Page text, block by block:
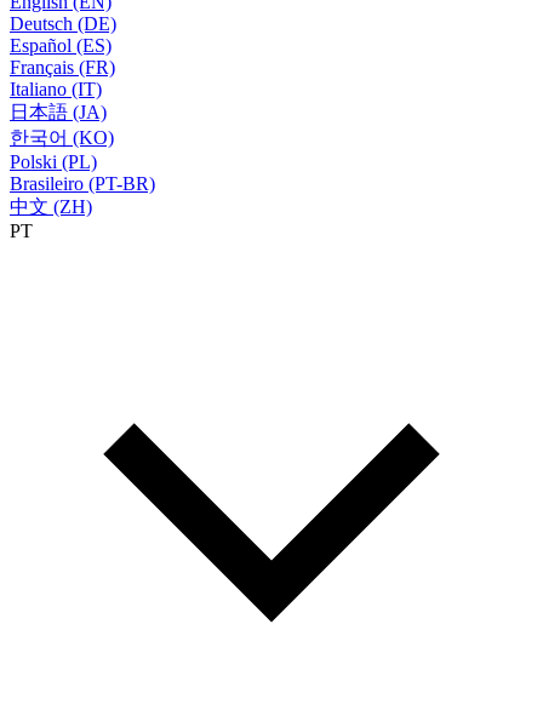
Deutsch (DE)
Español (ES)
Français (FR)
Italiano (IT)
日本語 (JA)
한국어 (KO)
Polski (PL)
Brasileiro (PT-BR)
中文 (ZH)
PT